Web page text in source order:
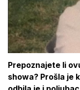
Prepoznajete li
showa? Prošla je